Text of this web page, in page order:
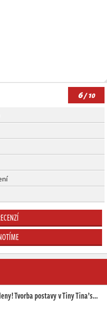
6/ 10
Tvorba postavy v Tiny Tina’s…